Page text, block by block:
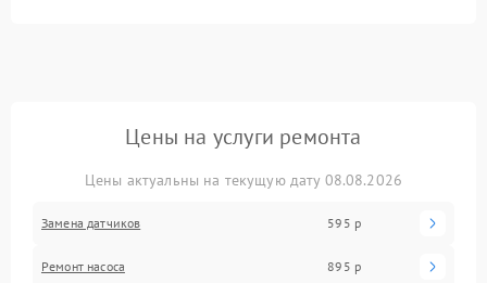
Цены на услуги ремонта
Цены актуальны на текущую дату 08.08.2026
Замена датчиков 595 р
Ремонт насоса 895 р